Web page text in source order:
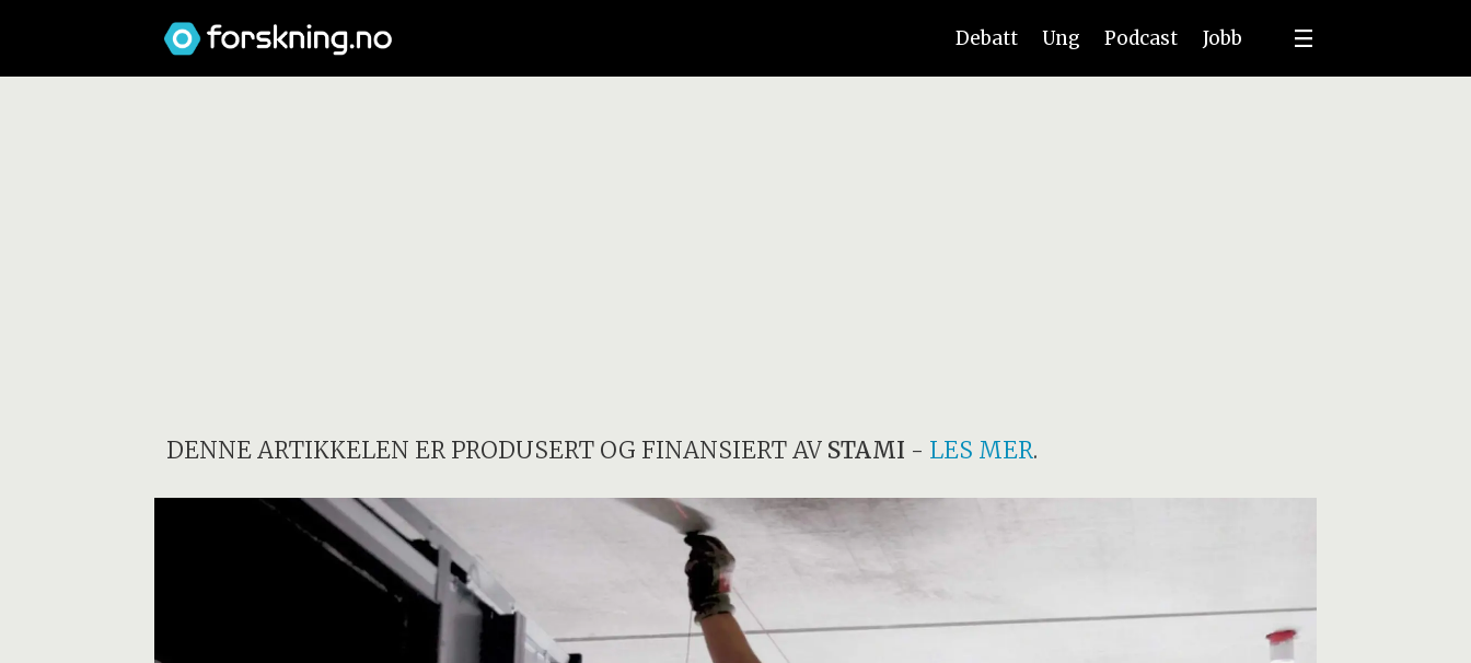
Debatt Ung Podcast Jobb
DENNE ARTIKKELEN ER PRODUSERT OG FINANSIERT AV STAMI - LES MER.